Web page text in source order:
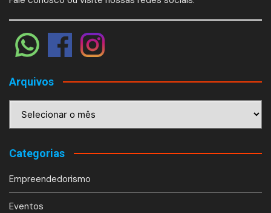
Arquivos
Categorias
Empreendedorismo
Eventos